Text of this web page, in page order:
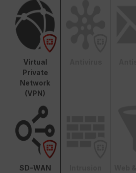
Virtual
Private
Network
(VPN)
SD-WAN